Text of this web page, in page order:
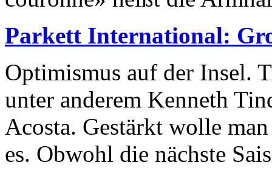
Parkett International:
Optimismus auf der Insel.
unter anderem Kenneth
Acosta. Gestärkt wolle
es. Obwohl die nächste